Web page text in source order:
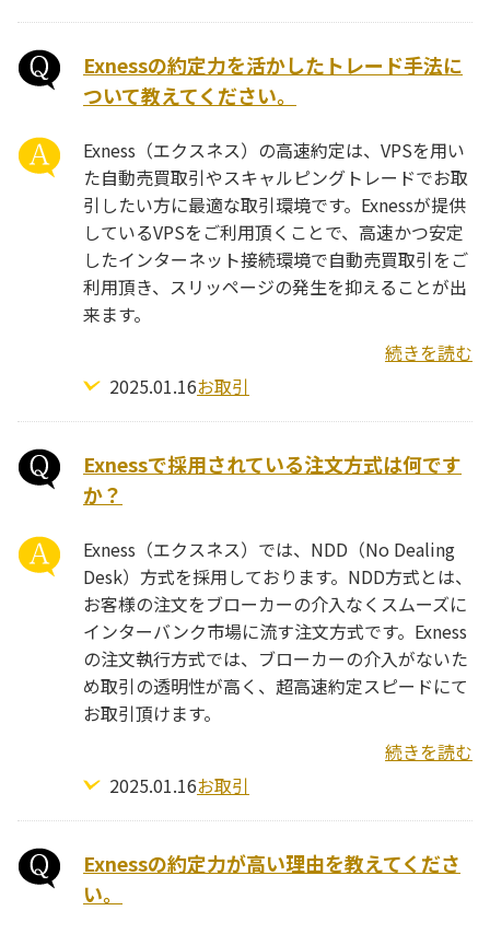
Exnessの約定力を活かしたトレード手法に
ついて教えてください。
Exness（エクスネス）の高速約定は、VPSを用い
た自動売買取引やスキャルピングトレードでお取
引したい方に最適な取引環境です。Exnessが提供
しているVPSをご利用頂くことで、高速かつ安定
したインターネット接続環境で自動売買取引をご
利用頂き、スリッページの発生を抑えることが出
来ます。
続きを読む
2025.01.16お取引
Exnessで採用されている注文方式は何です
か？
Exness（エクスネス）では、NDD（No Dealing
Desk）方式を採用しております。NDD方式とは、
お客様の注文をブローカーの介入なくスムーズに
インターバンク市場に流す注文方式です。Exness
の注文執行方式では、ブローカーの介入がないた
め取引の透明性が高く、超高速約定スピードにて
お取引頂けます。
続きを読む
2025.01.16お取引
Exnessの約定力が高い理由を教えてくださ
い。